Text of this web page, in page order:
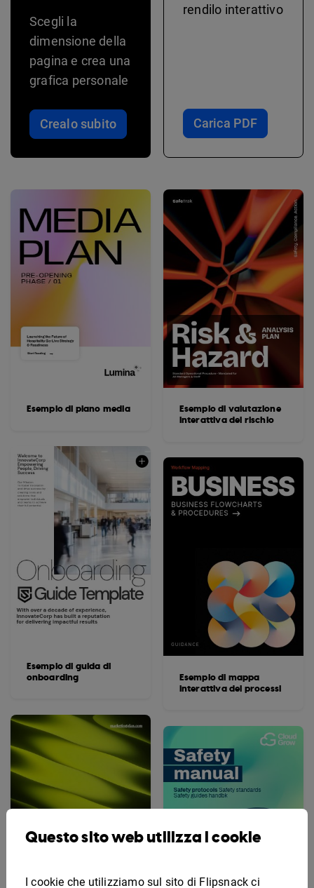
Scegli la
dimensione della
pagina e crea una
grafica personale
Crealo subito
rendilo interattivo
Carica PDF
Esempio di piano media
Esempio di guida di
onboarding
Esempio di valutazione
interattiva del rischio
Esempio di mappa
interattiva dei processi
Questo sito web utilizza i cookie
I cookie che utilizziamo sul sito di Flipsnack ci